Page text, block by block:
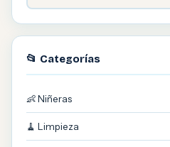
📂 Categorías
👶 Niñeras
🧹 Limpieza